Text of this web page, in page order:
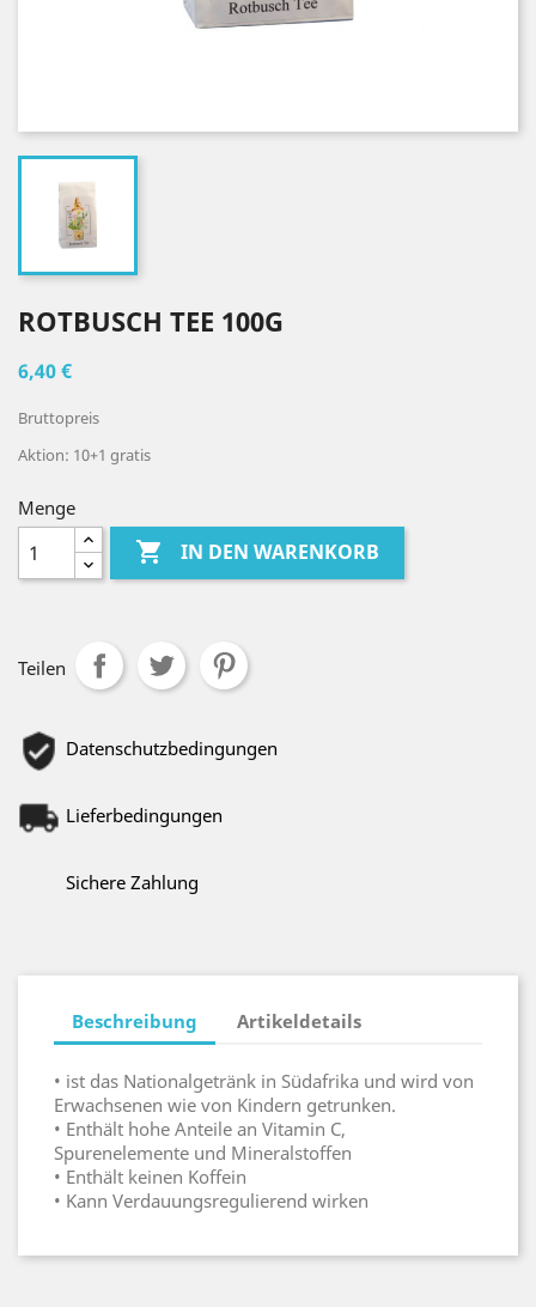
ROTBUSCH TEE 100G
6,40 €
Bruttopreis
Aktion: 10+1 gratis
Menge
 IN DEN WARENKORB
Teilen
Datenschutzbedingungen
Lieferbedingungen
Sichere Zahlung
Beschreibung Artikeldetails
• ist das Nationalgetränk in Südafrika und wird von
Erwachsenen wie von Kindern getrunken.
• Enthält hohe Anteile an Vitamin C,
Spurenelemente und Mineralstoffen
• Enthält keinen Koffein
• Kann Verdauungsregulierend wirken